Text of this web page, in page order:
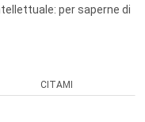
per saperne di
CITAMI